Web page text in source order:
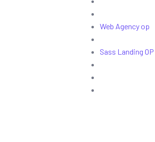
Web Agency op
Sass Landing OP